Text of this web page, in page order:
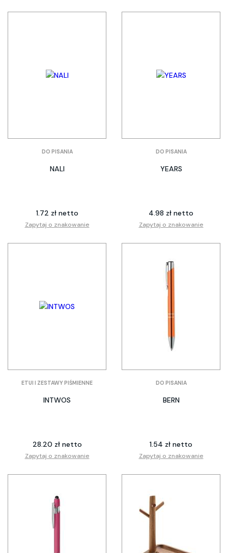
DO PISANIA
NALI
1.72 zł netto
Zapytaj o znakowanie
DO PISANIA
YEARS
4.98 zł netto
Zapytaj o znakowanie
ETUI I ZESTAWY PIŚMIENNE
INTWOS
28.20 zł netto
Zapytaj o znakowanie
DO PISANIA
BERN
1.54 zł netto
Zapytaj o znakowanie